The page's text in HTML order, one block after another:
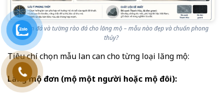
Lan can đá và tường rào đá cho lăng mộ – mẫu nào đẹp và chuẩn phong
thủy?
Tiêu chí chọn mẫu lan can cho từng loại lăng mộ:
Lăng mộ đơn (mộ một người hoặc mộ đôi):